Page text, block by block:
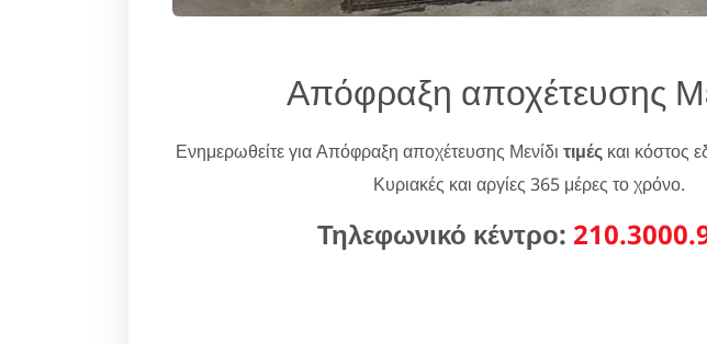
Απόφραξη αποχέτευσης
Ενημερωθείτε για Απόφραξη αποχέτευσης Μενίδι τιμές και κόστος
Κυριακές και αργίες 365 μέρες το χρόνο.
Τηλεφωνικό κέντρο: